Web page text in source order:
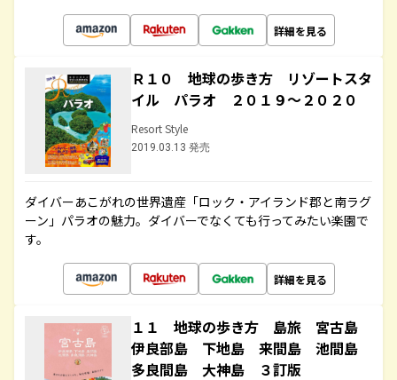
詳細を見る
Ｒ１０ 地球の歩き方 リゾートスタ
イル パラオ ２０１９～２０２０
Resort Style
2019.03.13 発売
ダイバーあこがれの世界遺産「ロック・アイランド郡と南ラグ
ーン」パラオの魅力。ダイバーでなくても行ってみたい楽園で
す。
詳細を見る
１１ 地球の歩き方 島旅 宮古島
伊良部島 下地島 来間島 池間島
多良間島 大神島 ３訂版